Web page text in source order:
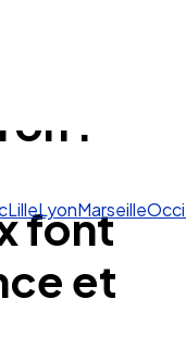
LilleLyon Marseille
:
font
et